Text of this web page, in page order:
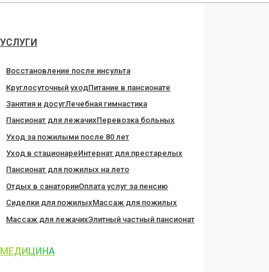
Перейти
содержанию
УСЛУГИ
Восстановление после инсульта
Круглосуточный уходПитание в пансионате
Занятия и досугЛечебная гимнастика
Пансионат для лежачихПеревозка больных
Уход за пожилыми после 80 лет
Уход в стационареИнтернат для престарелых
Пансионат для пожилых на лето
Отдых в санаторииОплата услуг за пенсию
Сиделки для пожилыхМассаж для пожилых
Массаж для лежачихЭлитный частный пансионат
МЕДИЦИНА